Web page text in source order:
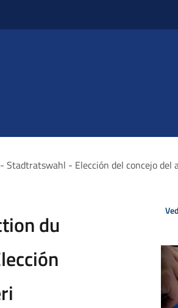
- Elección del concejo
du